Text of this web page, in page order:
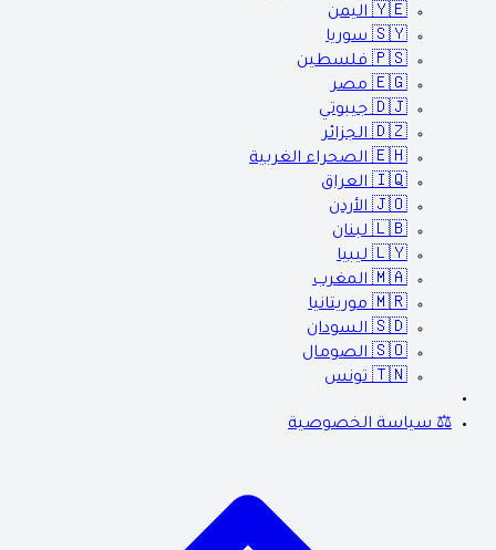
🇾🇪 اليمن
🇸🇾 سوريا
🇵🇸 فلسطين
🇪🇬 مصر
🇩🇯 جيبوتي
🇩🇿 الجزائر
🇪🇭 الصحراء الغربية
🇮🇶 العراق
🇯🇴 الأردن
🇱🇧 لبنان
🇱🇾 ليبيا
🇲🇦 المغرب
🇲🇷 موريتانيا
🇸🇩 السودان
🇸🇴 الصومال
🇹🇳 تونس
⚖️ سياسة الخصوصية